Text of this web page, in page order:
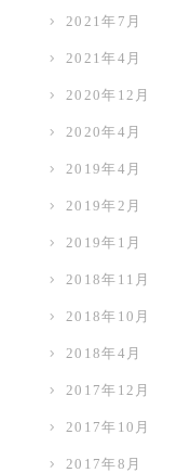
2021年7月
2021年4月
2020年12月
2020年4月
2019年4月
2019年2月
2019年1月
2018年11月
2018年10月
2018年4月
2017年12月
2017年10月
2017年8月